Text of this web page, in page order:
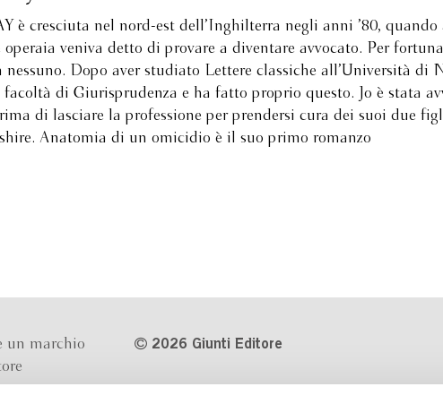
è cresciuta nel nord-est dell’Inghilterra negli anni ’80, quando
operaia veniva detto di provare a diventare avvocato. Per
nessuno. Dopo aver studiato Lettere classiche all’Università di
di Giurisprudenza e ha fatto proprio questo. Jo è stata
di lasciare la professione per prendersi cura dei suoi due
Anatomia di un omicidio è il suo primo romanzo
un marchio
2026 Giunti Editore